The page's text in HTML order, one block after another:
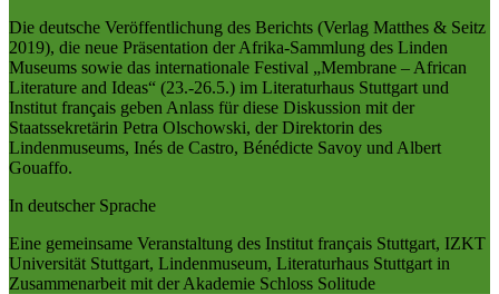
Die deutsche Veröffentlichung des Berichts (Verlag Matthes & Seitz
2019), die neue Präsentation der Afrika-Sammlung des Linden
Museums sowie das internationale Festival „Membrane – African
Literature and Ideas“ (23.-26.5.) im Literaturhaus Stuttgart und
Institut français geben Anlass für diese Diskussion mit der
Staatssekretärin Petra Olschowski, der Direktorin des
Lindenmuseums, Inés de Castro, Bénédicte Savoy und Albert
Gouaffo.
In deutscher Sprache
Eine gemeinsame Veranstaltung des Institut français Stuttgart, IZKT
Universität Stuttgart, Lindenmuseum, Literaturhaus Stuttgart in
Zusammenarbeit mit der Akademie Schloss Solitude